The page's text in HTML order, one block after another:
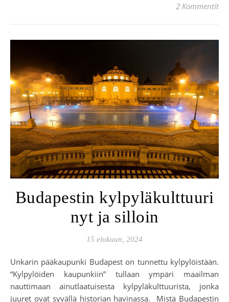
2 Kommentit
Budapestin kylpyläkulttuuri
nyt ja silloin
15 elokuun, 2024
Unkarin pääkaupunki Budapest on tunnettu kylpylöistään.
“Kylpylöiden kaupunkiin” tullaan ympäri maailman
nauttimaan ainutlaatuisesta kylpyläkulttuurista, jonka
juuret ovat syvällä historian havinassa. Mistä Budapestin